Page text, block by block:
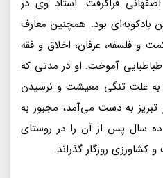
فراگرفت. استاد وی در
بادکوبه‌ای بود. همچنین معارف
و فلسفه، عرفان، اخلاق و فقه
آموخت. او در مدتی که
علت تنگی معیشت و نرسیدن
تبریز به دست می‌آمد، مجبور به
سال پس از آن را در روستای
کشاورزی روزگار گذراند.